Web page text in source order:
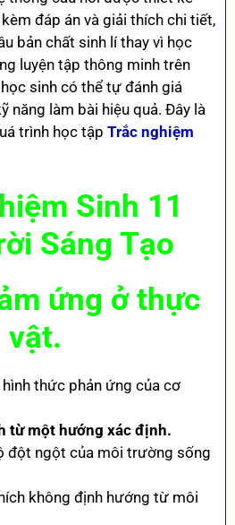
đáp án và giải thích chi tiết,
bản chất sinh lí thay vì học
luyện tập thông minh trên
sinh có thể tự đánh giá
năng làm bài hiệu quả. Đây là
trình học tập Trắc nghiệm
Sinh 11
Sáng Tạo
ứng ở thực
vật.
thức phản ứng của cơ
từ một hướng xác định.
đột ngột của môi trường sống
không định hướng từ môi